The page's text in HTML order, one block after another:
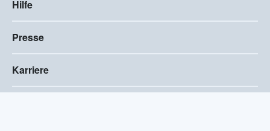
Hilfe
Presse
Karriere